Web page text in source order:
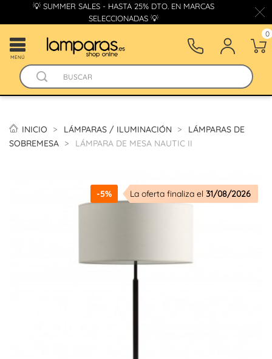
💡 SUMMER SALES - HASTA 25% DTO. EN MARCAS
SELECCIONADAS 💡
MENÚ
0
INICIO LÁMPARAS / ILUMINACIÓN
LÁMPARAS DE
SOBREMESA
LÁMPARA DE MESA NAUTIC II
-5% La oferta finaliza el 31/08/2026